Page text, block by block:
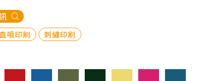
噴印刷 刺繡印刷